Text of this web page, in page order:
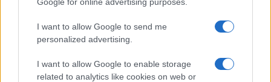
I want to allow Google to send me
personalized advertising.
I want to allow Google to enable storage
related to analytics like cookies on web or
NEWS